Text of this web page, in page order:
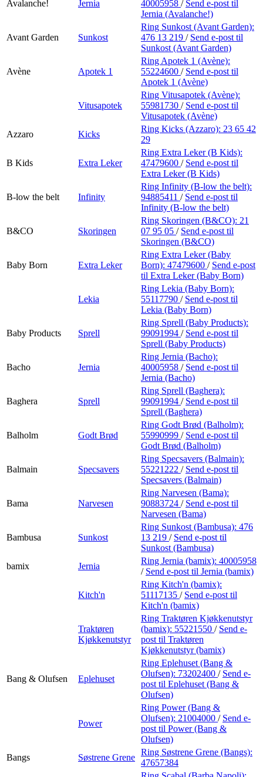
Avalanche! Jernia
40005958 / Send e-post til
Jernia (Avalanche!)
Avant Garden Sunkost
Ring Sunkost (Avant Garden):
476 13 219 / Send e-post til
Sunkost (Avant Garden)
Avène Apotek 1
Ring Apotek 1 (Avène):
55224600 / Send e-post til
Apotek 1 (Avène)
Vitusapotek
Ring Vitusapotek (Avène):
55981730 / Send e-post til
Vitusapotek (Avène)
Azzaro
Kicks
Ring Kicks (Azzaro): 23 65 42
29
B Kids Extra Leker
Ring Extra Leker (B Kids):
47479600 / Send e-post til
Extra Leker (B Kids)
B-low the belt Infinity
Ring Infinity (B-low the belt):
94885411 / Send e-post til
Infinity (B-low the belt)
B&CO Skoringen
Ring Skoringen (B&CO): 21
07 95 05 / Send e-post til
Skoringen (B&CO)
Baby Born Extra Leker
Ring Extra Leker (Baby
Born): 47479600 / Send e-post
til Extra Leker (Baby Born)
Lekia
Ring Lekia (Baby Born):
55117790 / Send e-post til
Lekia (Baby Born)
Baby Products Sprell
Ring Sprell (Baby Products):
99091994 / Send e-post til
Sprell (Baby Products)
Bacho Jernia
Ring Jernia (Bacho):
40005958 / Send e-post til
Jernia (Bacho)
Baghera Sprell
Ring Sprell (Baghera):
99091994 / Send e-post til
Sprell (Baghera)
Balholm Godt Brød
Ring Godt Brød (Balholm):
55990999 / Send e-post til
Godt Brød (Balholm)
Balmain Specsavers
Ring Specsavers (Balmain):
55221222 / Send e-post til
Specsavers (Balmain)
Bama Narvesen
Ring Narvesen (Bama):
90883724 / Send e-post til
Narvesen (Bama)
Bambusa Sunkost
Ring Sunkost (Bambusa): 476
13 219 / Send e-post til
Sunkost (Bambusa)
bamix
Jernia
Ring Jernia (bamix): 40005958
/ Send e-post til Jernia (bamix)
Kitch'n
Ring Kitch'n (bamix):
51117135 / Send e-post til
Kitch'n (bamix)
Traktøren
Kjøkkenutstyr
Ring Traktøren Kjøkkenutstyr
(bamix): 55221550 / Send e-
post til Traktøren
Kjøkkenutstyr (bamix)
Bang & Olufsen Eplehuset
Ring Eplehuset (Bang &
Olufsen): 73202400 / Send e-
post til Eplehuset (Bang &
Olufsen)
Power
Ring Power (Bang &
Olufsen): 21004000 / Send e-
post til Power (Bang &
Olufsen)
Bangs
Søstrene Grene
Ring Søstrene Grene (Bangs):
47657384